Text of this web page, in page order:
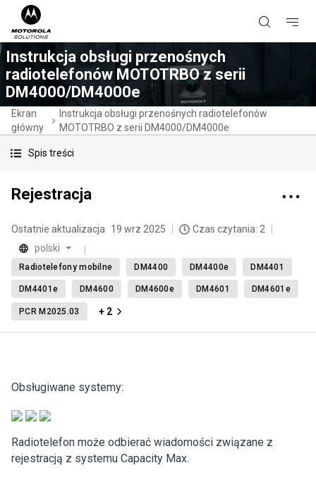
Instrukcja obsługi przenośnych
radiotelefonów MOTOTRBO z serii
DM4000/DM4000e
Ekran
główny
Instrukcja obsługi przenośnych radiotelefonów
MOTOTRBO z serii DM4000/DM4000e
Spis treści
Rejestracja
Ostatnie aktualizacja 19 wrz 2025
Czas czytania: 2
polski
Radiotelefony mobilne DM4400 DM4400e DM4401
DM4401e DM4600 DM4600e DM4601 DM4601e
PCR M2025.03 + 2
Obsługiwane systemy:
Radiotelefon może odbierać wiadomości związane z
rejestracją z systemu Capacity Max.